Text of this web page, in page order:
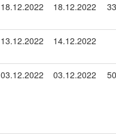
18.12.2022 18.12.2022 33
13.12.2022 14.12.2022
03.12.2022 03.12.2022 50